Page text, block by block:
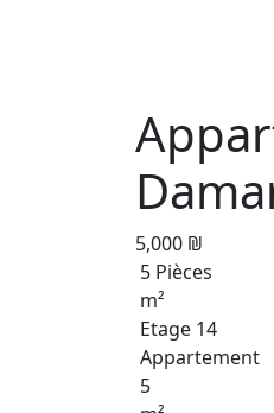
5,000 ₪
5 Pièces
m²
Etage 14
Appartement
5